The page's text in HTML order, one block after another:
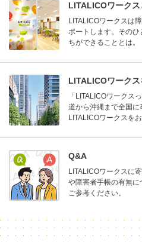
LITALICOワークス
LITALICOワークスは
ポートします。その
ちができることとは。
LITALICOワークス
「LITALICOワークス
道から沖縄まで全国
LITALICOワークスを
Q&A
LITALICOワークスに
や障害者手帳の有無
ご参考ください。